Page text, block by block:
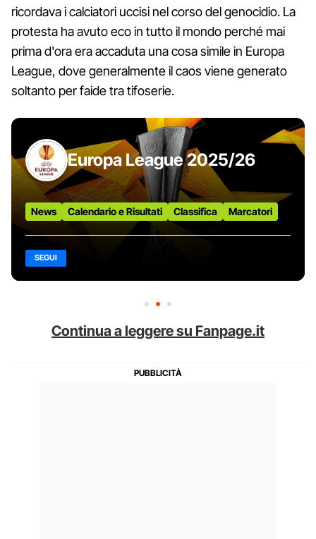
ricordava i calciatori uccisi nel corso del genocidio. La
protesta ha avuto eco in tutto il mondo perché mai
prima d'ora era accaduta una cosa simile in Europa
League, dove generalmente il caos viene generato
soltanto per faide tra tifoserie.
Europa League 2025/26
News Calendario e Risultati Classifica Marcatori
SEGUI
Continua a leggere su Fanpage.it